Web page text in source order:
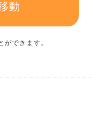
動
できます。